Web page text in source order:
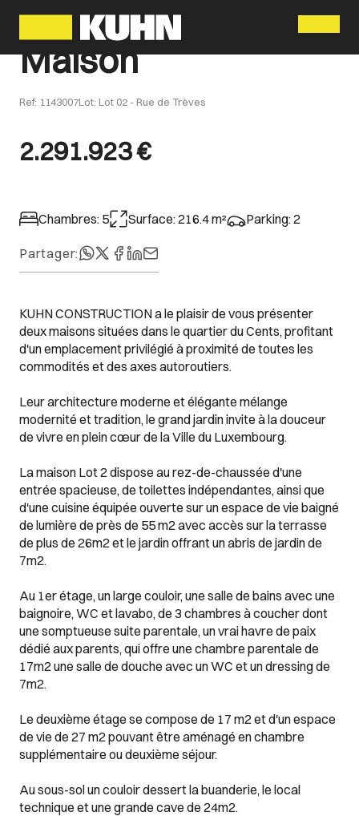
Maison
Ref: 1143007Lot: Lot 02 - Rue de Trèves
Chambres: 5 Surface:216.4m² Parking:2
Partager:
KUHN CONSTRUCTION a le plaisir de vous présenter
deux maisons situées dans le quartier du Cents, profitant
d'un emplacement privilégié à proximité de toutes les
commodités et des axes autoroutiers.
Leur architecture moderne et élégante mélange
modernité et tradition, le grand jardin invite à la douceur
de vivre en plein cœur de la Ville du Luxembourg.
La maison Lot 2 dispose au rez-de-chaussée d'une
entrée spacieuse, de toilettes indépendantes, ainsi que
d'une cuisine équipée ouverte sur un espace de vie baigné
de lumière de près de 55 m2 avec accès sur la terrasse
de plus de 26m2 et le jardin offrant un abris de jardin de
7m2.
Au 1er étage, un large couloir, une salle de bains avec une
baignoire, WC et lavabo, de 3 chambres à coucher dont
une somptueuse suite parentale, un vrai havre de paix
dédié aux parents, qui offre une chambre parentale de
17m2 une salle de douche avec un WC et un dressing de
7m2.
Le deuxième étage se compose de 17 m2 et d'un espace
de vie de 27 m2 pouvant être aménagé en chambre
supplémentaire ou deuxième séjour.
Au sous-sol un couloir dessert la buanderie, le local
technique et une grande cave de 24m2.
2.291.923 €
Menu